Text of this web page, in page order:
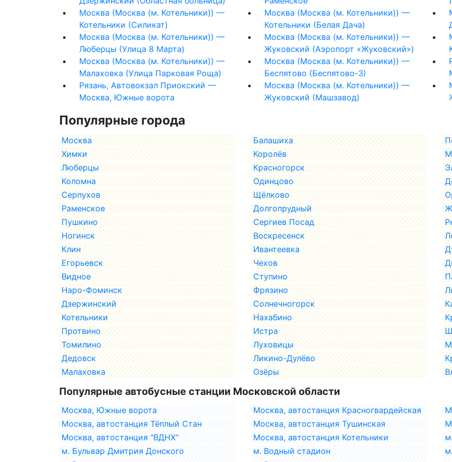
Москва (Москва (м. Котельники)) —
Котельники (Силикат)
Москва (Москва (м. Котельники)) —
Котельники (Белая Дача)
Москва (Москва (м. Котельники)) —
Люберцы (Улица 8 Марта)
Москва (Москва (м. Котельники)) —
Жуковский (Аэропорт «Жуковский»)
Москва (Москва (м. Котельники)) —
Малаховка (Улица Парковая Роща)
Москва (Москва (м. Котельники)) —
Беспятово (Беспятово-3)
Рязань, Автовокзал Приокский —
Москва, Южные ворота
Москва (Москва (м. Котельники)) —
Жуковский (Машзавод)
Популярные города
Москва Балашиха
Химки
Королёв
Люберцы
Красногорск
Коломна
Одинцово
Серпухов
Щёлково
Раменское
Долгопрудный
Пушкино
Сергиев Посад
Ногинск
Воскресенск
Клин
Ивантеевка
Егорьевск
Чехов
Видное
Ступино
Наро-Фоминск
Фрязино
Дзержинский
Солнечногорск
Котельники
Нахабино
Протвино
Истра
Томилино
Луховицы
Дедовск
Ликино-Дулёво
Малаховка
Озёры
Популярные автобусные станции Московской области
Москва, Южные ворота Москва, автостанция Красногвардейская
Москва, автостанция Тёплый Стан
Москва, автостанция Тушинская
Москва, автостанция "ВДНХ"
Москва, автостанция Котельники
м. Бульвар Дмитрия Донского
м. Водный стадион